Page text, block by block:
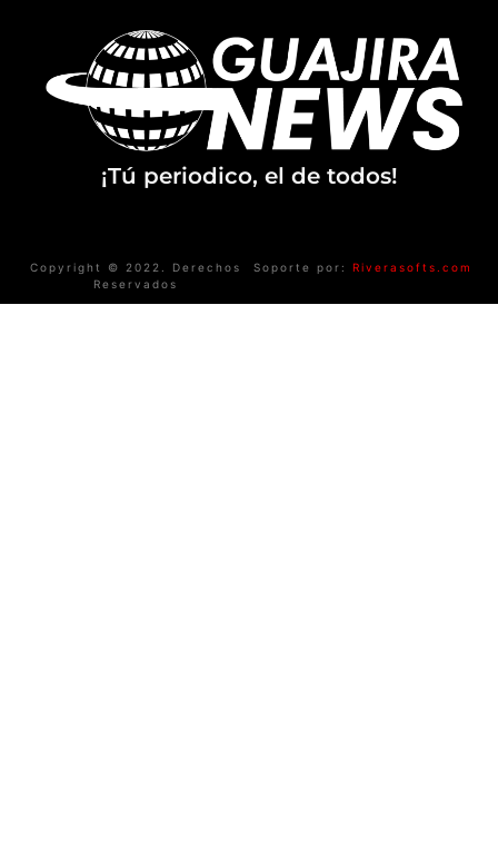
¡Tú periodico, el de todos!
Copyright © 2022. Derechos
Reservados
Soporte por: Riverasofts.com